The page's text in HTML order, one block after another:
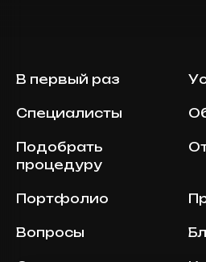
В первый раз
Специалисты
Подобрать
процедуру
Портфолио
Вопросы